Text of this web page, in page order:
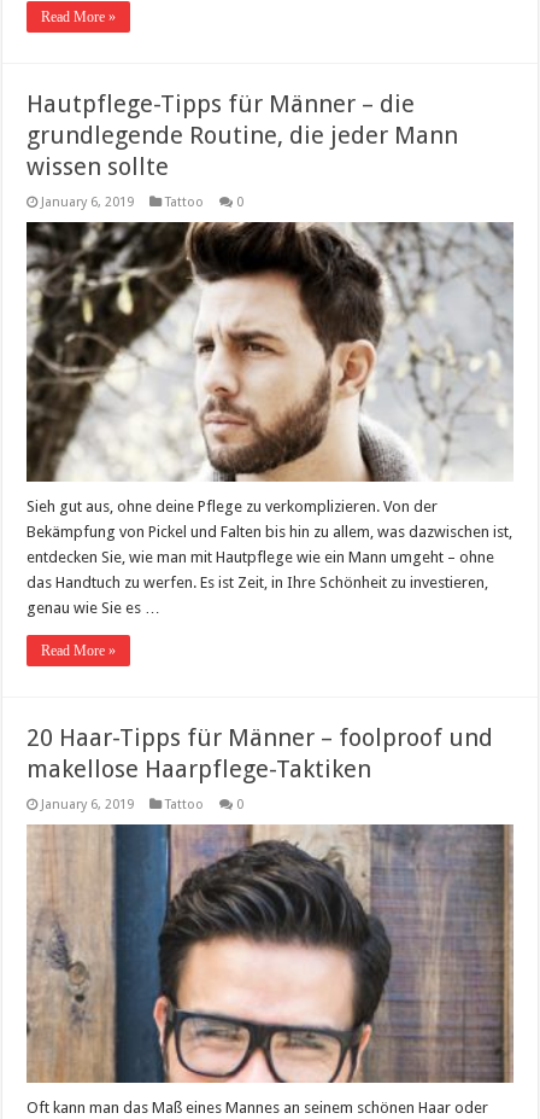
Read More »
Hautpflege-Tipps für Männer – die
grundlegende Routine, die jeder Mann
wissen sollte
January 6, 2019 Tattoo 0
Sieh gut aus, ohne deine Pflege zu verkomplizieren. Von der
Bekämpfung von Pickel und Falten bis hin zu allem, was dazwischen ist,
entdecken Sie, wie man mit Hautpflege wie ein Mann umgeht – ohne
das Handtuch zu werfen. Es ist Zeit, in Ihre Schönheit zu investieren,
genau wie Sie es …
Read More »
20 Haar-Tipps für Männer – foolproof und
makellose Haarpflege-Taktiken
January 6, 2019 Tattoo 0
Oft kann man das Maß eines Mannes an seinem schönen Haar oder